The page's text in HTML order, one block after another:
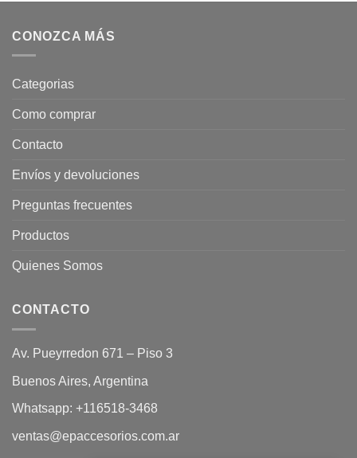
CONOZCA MÁS
Categorias
Como comprar
Contacto
Envíos y devoluciones
Preguntas frecuentes
Productos
Quienes Somos
CONTACTO
Av. Pueyrredon 671 – Piso 3
Buenos Aires, Argentina
Whatsapp: +116518-3468
ventas@epaccesorios.com.ar